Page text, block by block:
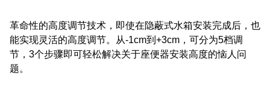
革命性的高度调节技术，即使在隐蔽式水箱安装完成后，也
能实现灵活的高度调节。从-1cm到+3cm，可分为5档调
节，3个步骤即可轻松解决关于座便器安装高度的恼人问
题。